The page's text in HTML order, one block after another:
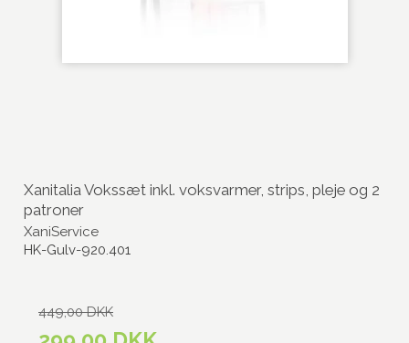
Xanitalia Vokssæt inkl. voksvarmer, strips, pleje og 2
patroner
XaniService
HK-Gulv-920.401
449,00 DKK